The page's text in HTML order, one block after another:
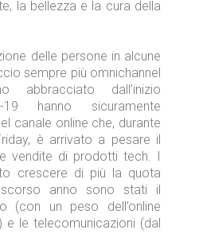
la bellezza e la cura della
delle persone in alcune
sempre più omnichannel
dall’inizio
19 hanno sicuramente
canale online che, durante
è arrivato a pesare il
vendite di prodotti tech. I
crescere di più la quota
scorso anno sono stati il
(con un peso dell’online
le telecomunicazioni (dal